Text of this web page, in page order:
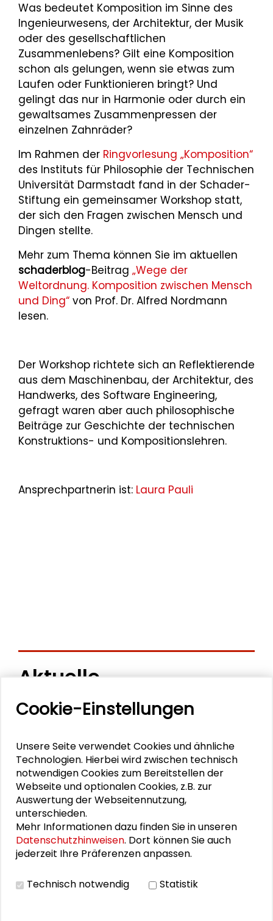
Was bedeutet Komposition im Sinne des
Ingenieurwesens, der Architektur, der Musik
oder des gesellschaftlichen
Zusammenlebens? Gilt eine Komposition
schon als gelungen, wenn sie etwas zum
Laufen oder Funktionieren bringt? Und
gelingt das nur in Harmonie oder durch ein
gewaltsames Zusammenpressen der
einzelnen Zahnräder?
Im Rahmen der Ringvorlesung „Komposition“
des Instituts für Philosophie der Technischen
Universität Darmstadt fand in der Schader-
Stiftung ein gemeinsamer Workshop statt,
der sich den Fragen zwischen Mensch und
Dingen stellte.
Mehr zum Thema können Sie im aktuellen
schaderblog-Beitrag „Wege der
Weltordnung. Komposition zwischen Mensch
und Ding“ von Prof. Dr. Alfred Nordmann
lesen.
Der Workshop richtete sich an Reflektierende
aus dem Maschinenbau, der Architektur, des
Handwerks, des Software Engineering,
gefragt waren aber auch philosophische
Beiträge zur Geschichte der technischen
Konstruktions- und Kompositionslehren.
Ansprechpartnerin ist: Laura Pauli
Aktuelle
Veranstaltungen
"Demokratischer Wald"
Schlüsseltexte für die Wirtschaft von morgen
Zusammen mehr erreichen – Zukunftsbündnis im
Dialog
Schader-Festival 2026
Cookie-Einstellungen
Unsere Seite verwendet Cookies und ähnliche
Technologien. Hierbei wird zwischen technisch
notwendigen Cookies zum Bereitstellen der
Webseite und optionalen Cookies, z.B. zur
Auswertung der Webseitennutzung,
unterschieden.
Mehr Informationen dazu finden Sie in unseren
Datenschutzhinweisen. Dort können Sie auch
jederzeit Ihre Präferenzen anpassen.
Technisch notwendig Statistik